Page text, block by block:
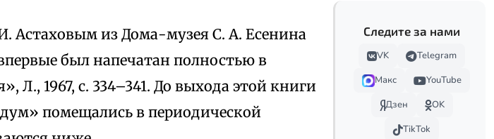
Астаховым из Дома-музея С. А. Есенина
был напечатан полностью в
Л., 1967, с. 334–341. До выхода этой книги
помещались в периодической
Следите за нами
VK
Telegram
Макс
YouTube
Дзен
OK
TikTok